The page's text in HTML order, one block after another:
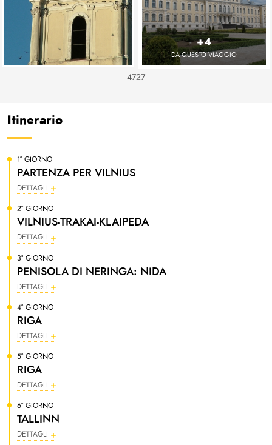
+4
DA QUESTO VIAGGIO
4727
Itinerario
1° GIORNO
PARTENZA PER VILNIUS
DETTAGLI
2° GIORNO
VILNIUS-TRAKAI-KLAIPEDA
DETTAGLI
3° GIORNO
PENISOLA DI NERINGA: NIDA
DETTAGLI
4° GIORNO
RIGA
DETTAGLI
5° GIORNO
RIGA
DETTAGLI
6° GIORNO
TALLINN
DETTAGLI